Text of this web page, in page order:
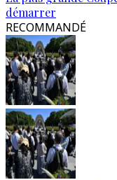
démarrer
RECOMMANDÉ